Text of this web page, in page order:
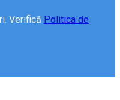
Verifică Politica de